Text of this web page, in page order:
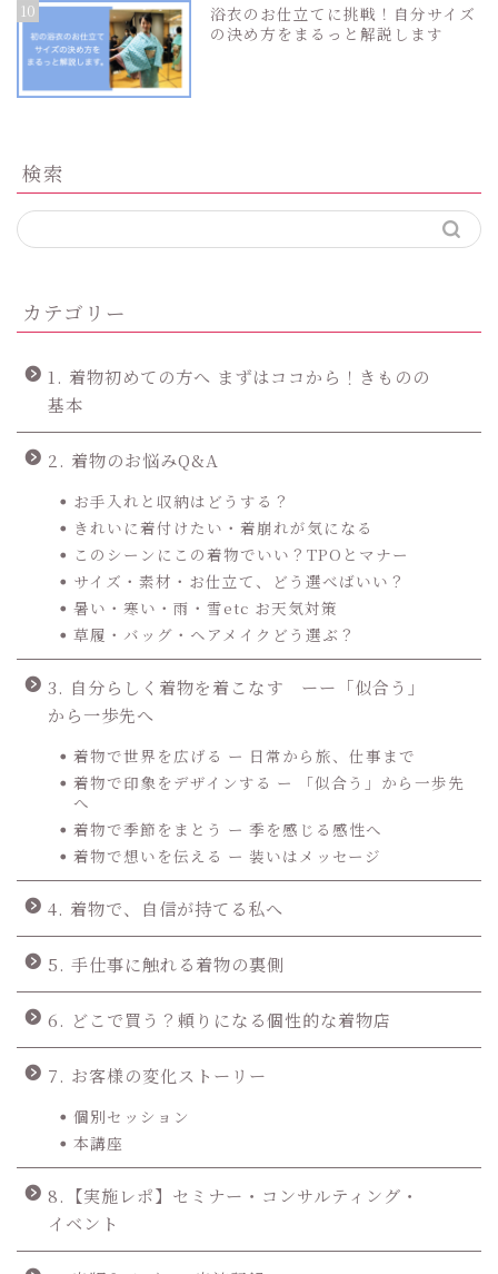
10
浴衣のお仕立てに挑戦！自分サイズ
の決め方をまるっと解説します
検索
カテゴリー
1. 着物初めての方へ まずはココから！きものの
基本
2. 着物のお悩みQ&A
お手入れと収納はどうする？
きれいに着付けたい・着崩れが気になる
このシーンにこの着物でいい？TPOとマナー
サイズ・素材・お仕立て、どう選べばいい？
暑い・寒い・雨・雪etc お天気対策
草履・バッグ・ヘアメイクどう選ぶ？
3. 自分らしく着物を着こなす ーー「似合う」
から一歩先へ
着物で世界を広げる ー 日常から旅、仕事まで
着物で印象をデザインする ー 「似合う」から一歩先
へ
着物で季節をまとう ー 季を感じる感性へ
着物で想いを伝える ー 装いはメッセージ
4. 着物で、自信が持てる私へ
5. 手仕事に触れる着物の裏側
6. どこで買う？頼りになる個性的な着物店
7. お客様の変化ストーリー
個別セッション
本講座
8.【実施レポ】セミナー・コンサルティング・
イベント